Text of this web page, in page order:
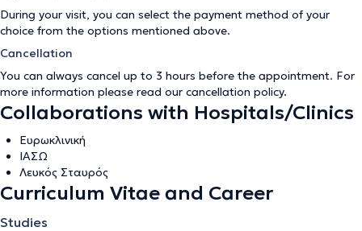
During your visit, you can select the payment method of your
choice from the options mentioned above.
Cancellation
You can always cancel up to 3 hours before the appointment. For
more information please read our cancellation policy.
Collaborations with Hospitals/Clinics
Ευρωκλινική
ΙΑΣΩ
Λευκός Σταυρός
Curriculum Vitae and Career
Studies